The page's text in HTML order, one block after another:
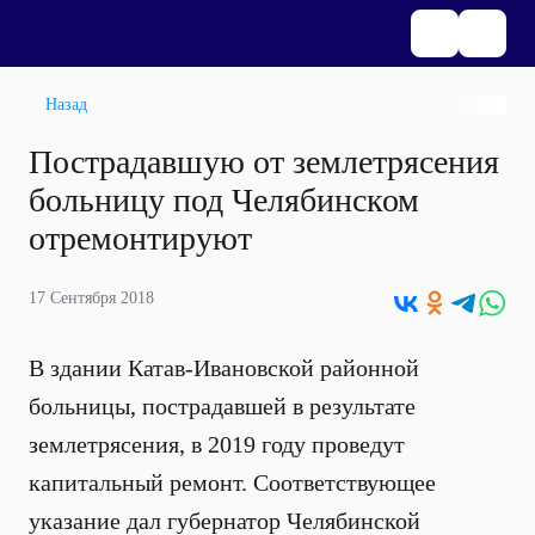
Назад
Пострадавшую от землетрясения
больницу под Челябинском
отремонтируют
17 Сентября 2018
В здании Катав-Ивановской районной
больницы, пострадавшей в результате
землетрясения, в 2019 году проведут
капитальный ремонт. Соответствующее
указание дал губернатор Челябинской